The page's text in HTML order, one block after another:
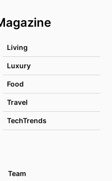
Living
Luxury
Food
Travel
TechTrends
Team